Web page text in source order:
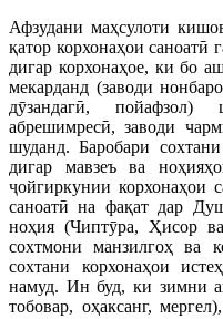
Афзудани маҳсулоти
қатор корхонаҳои саноатӣ
дигар корхонаҳое, ки бо
мекарданд (заводи
дӯзандагӣ,
абрешимресӣ, заводи
шуданд. Баробари
дигар мавзеъ ва
ҷойгиркунии корхонаҳои
саноатӣ на фақат дар
ноҳия (Чиптӯра, Ҳисор
сохтмони манзилгоҳ ва
сохтани корхонаҳои
намуд. Ин буд, ки зимни
тобовар, оҳаксанг,